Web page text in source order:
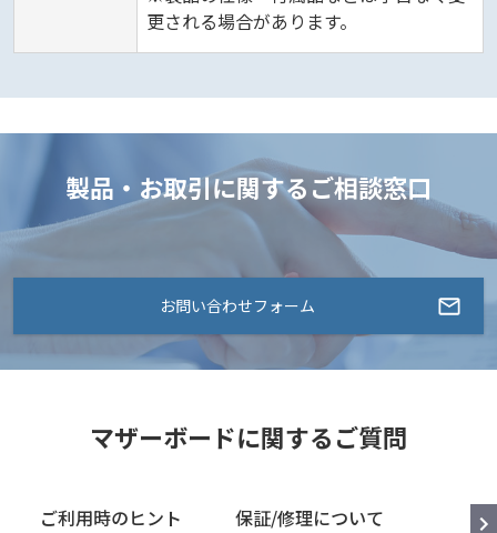
更される場合があります。
製品・お取引に関するご相談窓口
お問い合わせフォーム
マザーボードに関するご質問
ご利用時のヒント 保証/修理について